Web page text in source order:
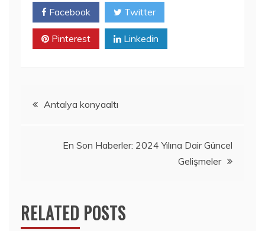
Facebook Twitter
Pinterest Linkedin
YazıAntalya konyaaltı
En Son Haberler: 2024 Yılına Dair Güncel
Gelişmeler
RELATED POSTS